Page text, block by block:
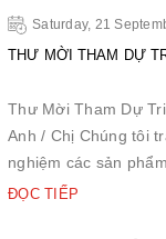
Saturday, 21
THƯ MỜI THAM DỰ
Thư Mời Tham Dự
Anh / Chị Chúng tôi
nghiệm các sản
kiện đèn xe đạp của
ĐỌC TIẾP